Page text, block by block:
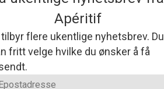
Apéritif
flere ukentlige nyhetsbrev. Du
fritt velge hvilke du ønsker å få